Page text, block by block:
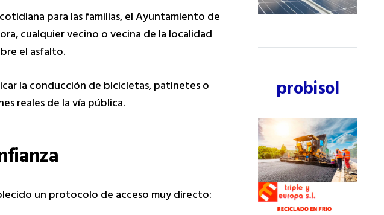
para las familias, el Ayuntamiento de
cualquier vecino o vecina de la localidad
el asfalto.
la conducción de bicicletas, patinetes o
reales de la vía pública.
un protocolo de acceso muy directo:
probisol